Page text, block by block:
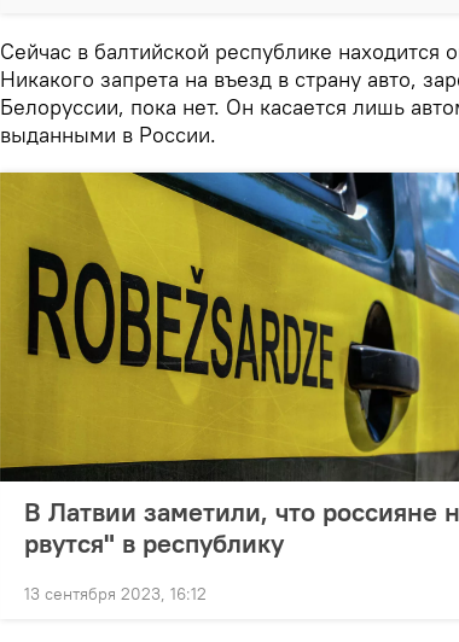
Сейчас в балтийской республике находится
Никакого запрета на въезд в страну авто,
Белоруссии, пока нет. Он касается лишь
выданными в России.
В Латвии заметили, что россияне
рвутся" в республику
13 сентября 2023, 16:12